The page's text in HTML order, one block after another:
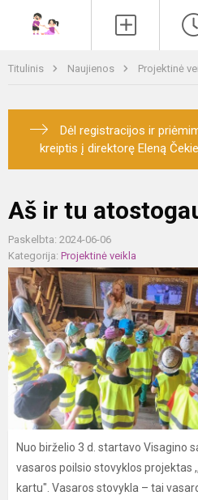
Titulinis Naujienos Projektinė
Dėl registracijos ir
kreiptis į direktorę Eleną
Aš ir tu
Paskelbta: 2024-06-06
Kategorija: Projektinė veikla
Nuo birželio 3 d. startavo Visagino
vasaros poilsio stovyklos projektas
kartu". Vasaros stovykla – tai